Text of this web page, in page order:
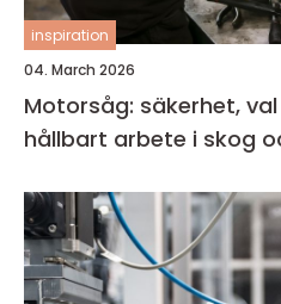
inspiration
04. March 2026
Motorsåg: säkerhet,
hållbart arbete i skog